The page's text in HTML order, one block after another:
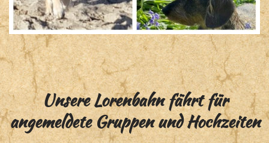
Unsere Lorenbahn fährt für
angemeldete Gruppen und Hochzeiten